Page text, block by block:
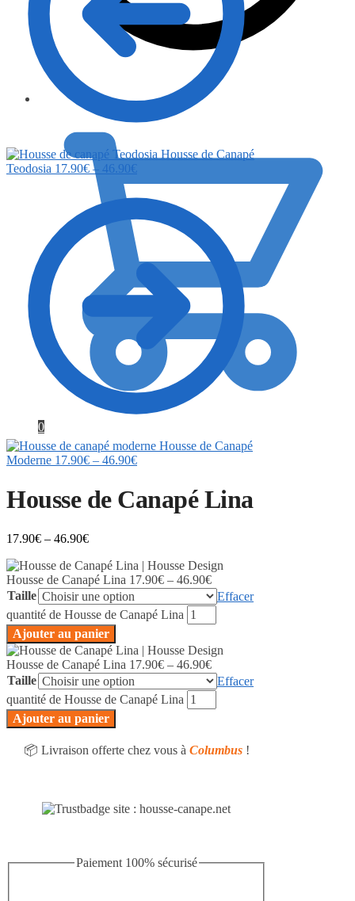
€
0
Housse de Canapé
Teodosia 17.90€ – 46.90€
Housse de Canapé
Moderne 17.90€ – 46.90€
Housse de Canapé Lina
17.90€ – 46.90€
Housse de Canapé Lina 17.90€ – 46.90€
Taille
Effacer
quantité de Housse de Canapé Lina
Ajouter au panier
Housse de Canapé Lina 17.90€ – 46.90€
Taille
Effacer
quantité de Housse de Canapé Lina
Ajouter au panier
📦 Livraison offerte chez vous à Columbus !
Paiement 100% sécurisé